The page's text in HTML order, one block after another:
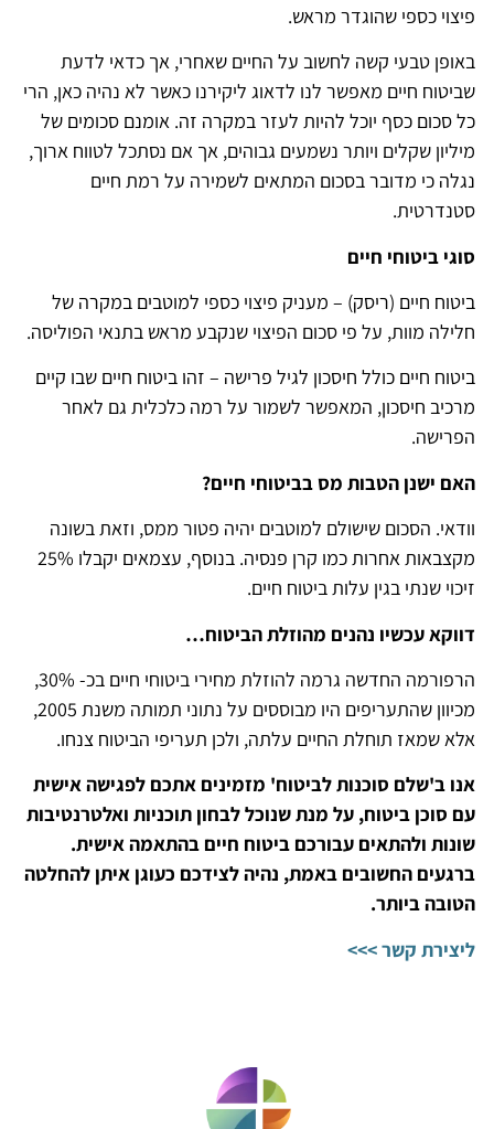
פיצוי כספי שהוגדר מראש.
באופן טבעי קשה לחשוב על החיים שאחרי, אך כדאי לדעת
שביטוח חיים מאפשר לנו לדאוג ליקירנו כאשר לא נהיה כאן, הרי
כל סכום כסף יוכל להיות לעזר במקרה זה. אומנם סכומים של
מיליון שקלים ויותר נשמעים גבוהים, אך אם נסתכל לטווח ארוך,
נגלה כי מדובר בסכום המתאים לשמירה על רמת חיים
סטנדרטית.
סוגי ביטוחי חיים
ביטוח חיים (ריסק) – מעניק פיצוי כספי למוטבים במקרה של
חלילה מוות, על פי סכום הפיצוי שנקבע מראש בתנאי הפוליסה.
ביטוח חיים כולל חיסכון לגיל פרישה – זהו ביטוח חיים שבו קיים
מרכיב חיסכון, המאפשר לשמור על רמה כלכלית גם לאחר
הפרישה.
האם ישנן הטבות מס בביטוחי חיים?
וודאי. הסכום שישולם למוטבים יהיה פטור ממס, וזאת בשונה
מקצבאות אחרות כמו קרן פנסיה. בנוסף, עצמאים יקבלו 25%
זיכוי שנתי בגין עלות ביטוח חיים.
דווקא עכשיו נהנים מהוזלת הביטוח…
הרפורמה החדשה גרמה להוזלת מחירי ביטוחי חיים בכ- 30%,
מכיוון שהתעריפים היו מבוססים על נתוני תמותה משנת 2005,
אלא שמאז תוחלת החיים עלתה, ולכן תעריפי הביטוח צנחו.
אנו ב'שלם סוכנות לביטוח' מזמינים אתכם לפגישה אישית
עם סוכן ביטוח, על מנת שנוכל לבחון תוכניות ואלטרנטיבות
שונות ולהתאים עבורכם ביטוח חיים בהתאמה אישית.
ברגעים החשובים באמת, נהיה לצידכם כעוגן איתן להחלטה
הטובה ביותר.
ליצירת קשר >>>